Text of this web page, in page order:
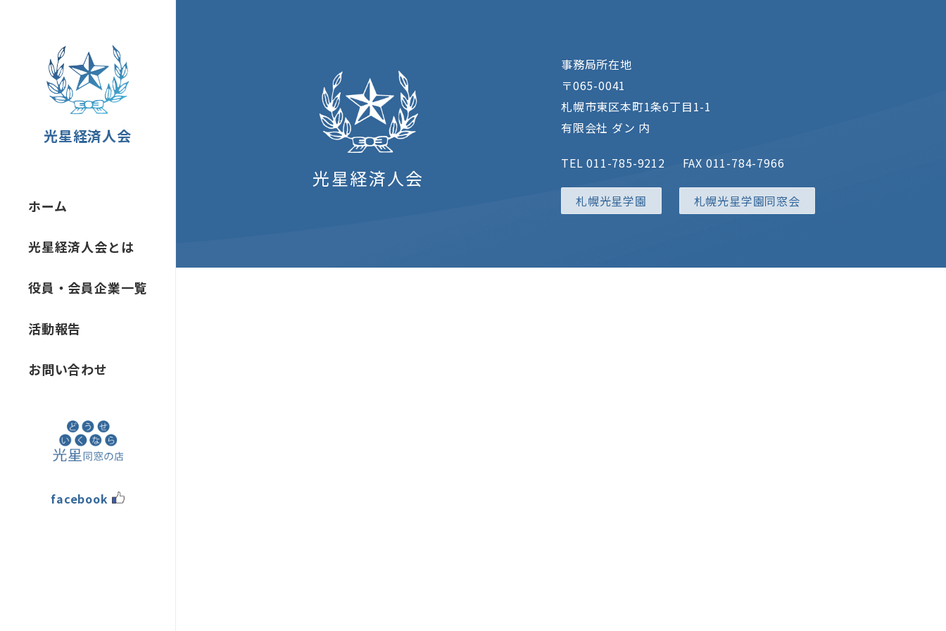
光星経済人会
ホーム
光星経済人会とは
役員・会員企業一覧
活動報告
お問い合わせ
facebook
光星経済人会
事務局所在地
〒065-0041
札幌市東区本町1条6丁目1-1
有限会社 ダン 内
TEL 011-785-9212 FAX 011-784-7966
札幌光星学園 札幌光星学園同窓会